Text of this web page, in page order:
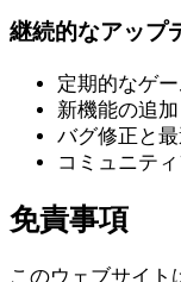
継続的なアップ
定期的なゲ
新機能の追加
バグ修正と
コミュニテ
免責事項
このウェブサイト